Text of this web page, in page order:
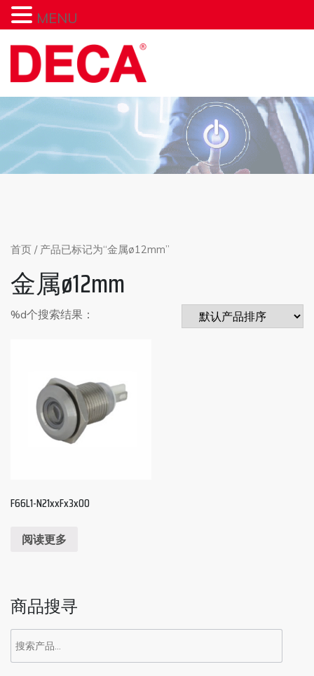
content
首页 / 产品已标记为“金属ø12mm”
金属ø12mm
%d个搜索结果：
F66L1-N21xxFx3x00
阅读更多
商品搜寻
搜
索：
MENU